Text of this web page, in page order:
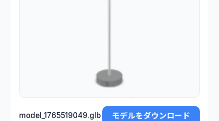
model_1765519049.glb モデルをダウンロード